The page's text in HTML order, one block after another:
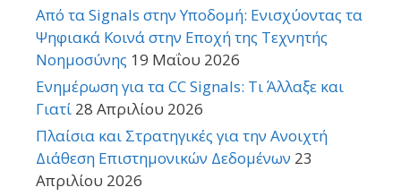
Από τα Signals στην Υποδομή: Ενισχύοντας τα
Ψηφιακά Κοινά στην Εποχή της Τεχνητής
Νοημοσύνης 19 Μαΐου 2026
Ενημέρωση για τα CC Signals: Τι Άλλαξε και
Γιατί 28 Απριλίου 2026
Πλαίσια και Στρατηγικές για την Ανοιχτή
Διάθεση Επιστημονικών Δεδομένων 23
Απριλίου 2026